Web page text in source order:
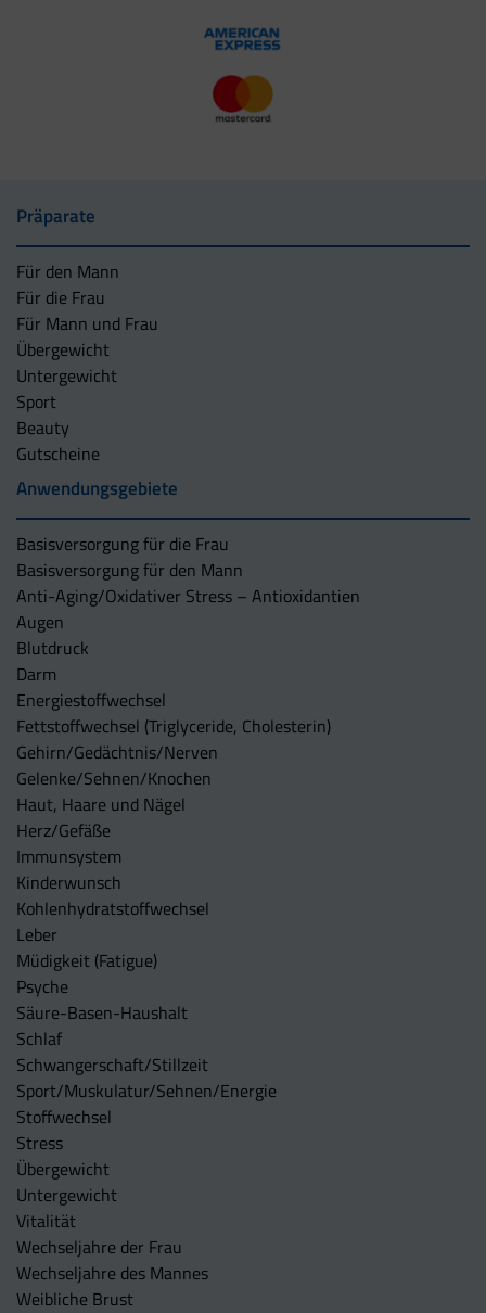
Präparate
Für den Mann
Für die Frau
Für Mann und Frau
Übergewicht
Untergewicht
Sport
Beauty
Gutscheine
Anwendungsgebiete
Basisversorgung für die Frau
Basisversorgung für den Mann
Anti-Aging/Oxidativer Stress – Antioxidantien
Augen
Blutdruck
Darm
Energiestoffwechsel
Fettstoffwechsel (Triglyceride, Cholesterin)
Gehirn/Gedächtnis/Nerven
Gelenke/Sehnen/Knochen
Haut, Haare und Nägel
Herz/Gefäße
Immunsystem
Kinderwunsch
Kohlenhydratstoffwechsel
Leber
Müdigkeit (Fatigue)
Psyche
Säure-Basen-Haushalt
Schlaf
Schwangerschaft/Stillzeit
Sport/Muskulatur/Sehnen/Energie
Stoffwechsel
Stress
Übergewicht
Untergewicht
Vitalität
Wechseljahre der Frau
Wechseljahre des Mannes
Weibliche Brust